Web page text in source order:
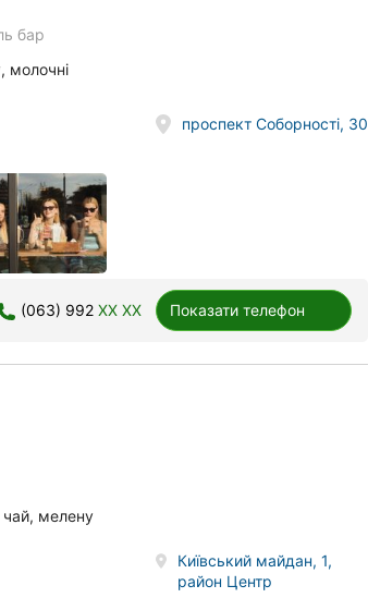
бар
молочні
проспект Соборності, 30
(063) 992 XX XX Показати телефон
чай, мелену
Київський майдан, 1,
район Центр